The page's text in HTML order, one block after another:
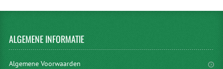
ALGEMENEINFORMATIE
Algemene Voorwaarden